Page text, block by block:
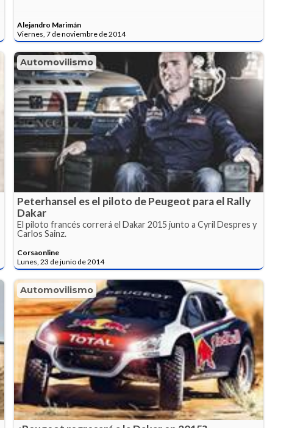
Alejandro Marimán
Viernes, 7 de noviembre de 2014
Automovilismo
Peterhansel es el piloto de Peugeot para el Rally
Dakar
El piloto francés correrá el Dakar 2015 junto a Cyril Despres y
Carlos Sainz.
Corsaonline
Lunes, 23 de junio de 2014
Automovilismo